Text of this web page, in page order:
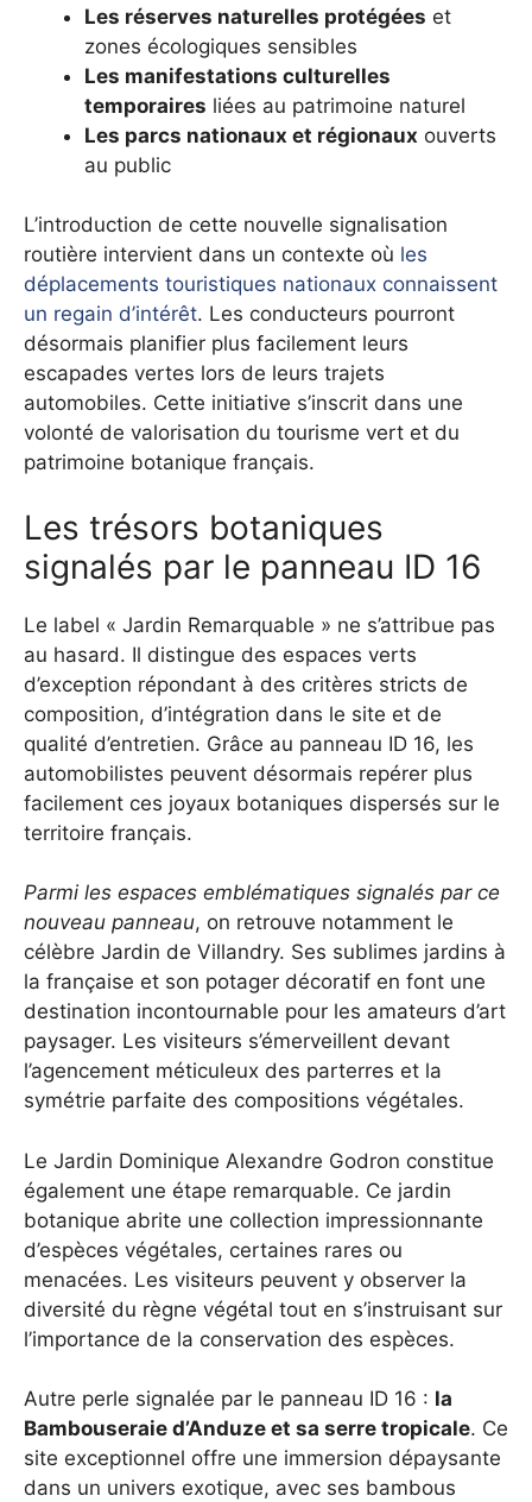
Les réserves naturelles protégées et
zones écologiques sensibles
Les manifestations culturelles
temporaires liées au patrimoine naturel
Les parcs nationaux et régionaux ouverts
au public
L’introduction de cette nouvelle signalisation
routière intervient dans un contexte où les
déplacements touristiques nationaux connaissent
un regain d’intérêt. Les conducteurs pourront
désormais planifier plus facilement leurs
escapades vertes lors de leurs trajets
automobiles. Cette initiative s’inscrit dans une
volonté de valorisation du tourisme vert et du
patrimoine botanique français.
Les trésors botaniques
signalés par le panneau ID 16
Le label « Jardin Remarquable » ne s’attribue pas
au hasard. Il distingue des espaces verts
d’exception répondant à des critères stricts de
composition, d’intégration dans le site et de
qualité d’entretien. Grâce au panneau ID 16, les
automobilistes peuvent désormais repérer plus
facilement ces joyaux botaniques dispersés sur le
territoire français.
Parmi les espaces emblématiques signalés par ce
nouveau panneau, on retrouve notamment le
célèbre Jardin de Villandry. Ses sublimes jardins à
la française et son potager décoratif en font une
destination incontournable pour les amateurs d’art
paysager. Les visiteurs s’émerveillent devant
l’agencement méticuleux des parterres et la
symétrie parfaite des compositions végétales.
Le Jardin Dominique Alexandre Godron constitue
également une étape remarquable. Ce jardin
botanique abrite une collection impressionnante
d’espèces végétales, certaines rares ou
menacées. Les visiteurs peuvent y observer la
diversité du règne végétal tout en s’instruisant sur
l’importance de la conservation des espèces.
Autre perle signalée par le panneau ID 16 : la
Bambouseraie d’Anduze et sa serre tropicale. Ce
site exceptionnel offre une immersion dépaysante
dans un univers exotique, avec ses bambous